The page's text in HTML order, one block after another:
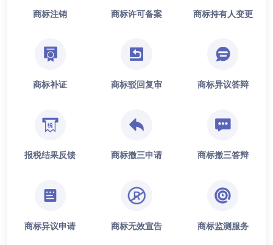
商标注销 商标许可备案 商标持有人变更
商标补证 商标驳回复审 商标异议答辩
报税结果反馈 商标撤三申请 商标撤三答辩
商标异议申请 商标无效宣告 商标监测服务